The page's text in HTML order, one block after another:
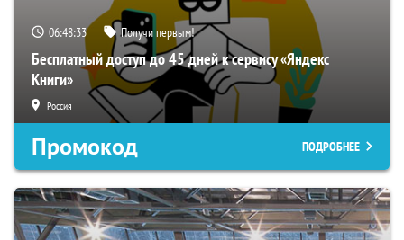
06:48:31 Получи первым!
Бесплатный доступ до 45 дней к сервису «Яндекс
Книги»
Россия
Промокод ПОДРОБНЕЕ